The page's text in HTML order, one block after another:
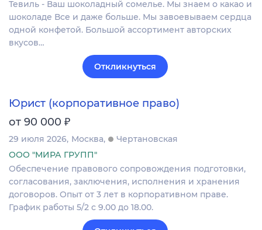
Тевиль - Ваш шоколадный сомелье. Мы знаем о какао и
шоколаде Все и даже больше. Мы завоевываем сердца
одной конфетой. Большой ассортимент авторских
вкусов…
Откликнуться
Юрист (корпоративное право)
от 90 000 ₽
29 июля 2026 Москва
Чертановская
ООО "МИРА ГРУПП"
Обеспечение правового сопровождения подготовки,
согласования, заключения, исполнения и хранения
договоров. Опыт от 3 лет в корпоративном праве.
График работы 5/2 с 9.00 до 18.00.